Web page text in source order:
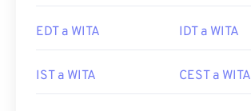
EDT a WITA IDT a WITA
IST a WITA CEST a WITA